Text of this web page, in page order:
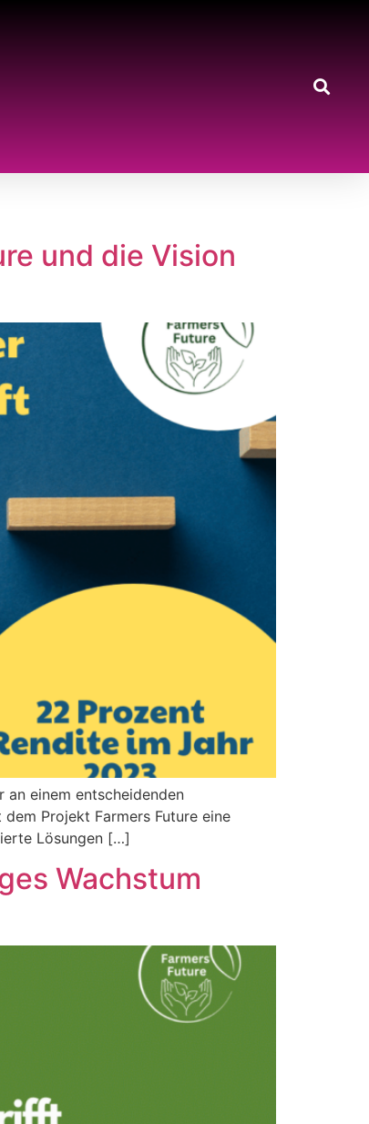
und die Vision
an einem entscheidenden
Projekt Farmers Future eine
Lösungen […]
Wachstum